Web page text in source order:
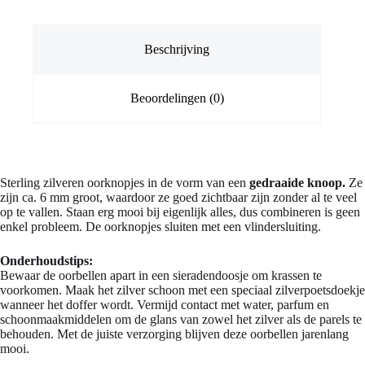
Beschrijving
Beoordelingen (0)
Sterling zilveren oorknopjes in de vorm van een gedraaide knoop. Ze
zijn ca. 6 mm groot, waardoor ze goed zichtbaar zijn zonder al te veel
op te vallen. Staan erg mooi bij eigenlijk alles, dus combineren is geen
enkel probleem. De oorknopjes sluiten met een vlindersluiting.
Onderhoudstips:
Bewaar de oorbellen apart in een sieradendoosje om krassen te
voorkomen. Maak het zilver schoon met een speciaal zilverpoetsdoekje
wanneer het doffer wordt. Vermijd contact met water, parfum en
schoonmaakmiddelen om de glans van zowel het zilver als de parels te
behouden. Met de juiste verzorging blijven deze oorbellen jarenlang
mooi.